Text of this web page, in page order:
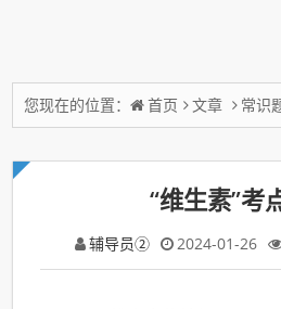
您现在的位置： 首页 文章 常识
“维生素”考
辅导员② 2024-01-26